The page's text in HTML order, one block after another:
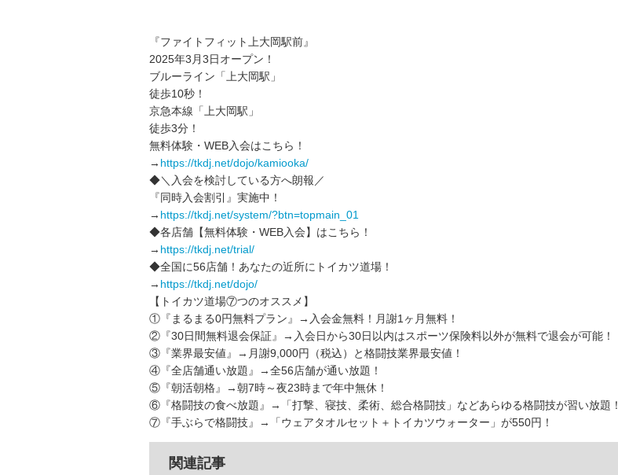
『ファイトフィット上大岡駅前』
2025年3月3日オープン！
ブルーライン「上大岡駅」
徒歩10秒！
京急本線「上大岡駅」
徒歩3分！
無料体験・WEB入会はこちら！
→ https://tkdj.net/dojo/kamiooka/
◆＼入会を検討している方へ朗報／
『同時入会割引』実施中！
→ https://tkdj.net/system/?btn=topmain_01
◆各店舗【無料体験・WEB入会】はこちら！
→ https://tkdj.net/trial/
◆全国に56店舗！あなたの近所にトイカツ道場！
→ https://tkdj.net/dojo/
【トイカツ道場⑦つのオススメ】
①『まるまる0円無料プラン』→入会金無料！月謝1ヶ月無料！
②『30日間無料退会保証』→入会日から30日以内はスポーツ保険料以外が無料で退会が可能！
③『業界最安値』→月謝9,000円（税込）と格闘技業界最安値！
④『全店舗通い放題』→全56店舗が通い放題！
⑤『朝活朝格』→朝7時～夜23時まで年中無休！
⑥『格闘技の食べ放題』→「打撃、寝技、柔術、総合格闘技」などあらゆる格闘技が習い放題！
⑦『手ぶらで格闘技』→「ウェアタオルセット＋トイカツウォーター」が550円！
関連記事